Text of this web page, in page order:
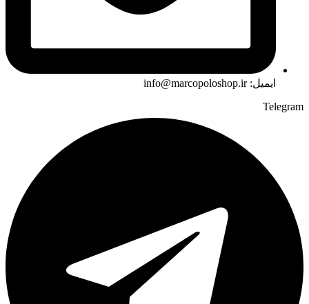
ایمیل: info@marcopoloshop.ir
Telegram